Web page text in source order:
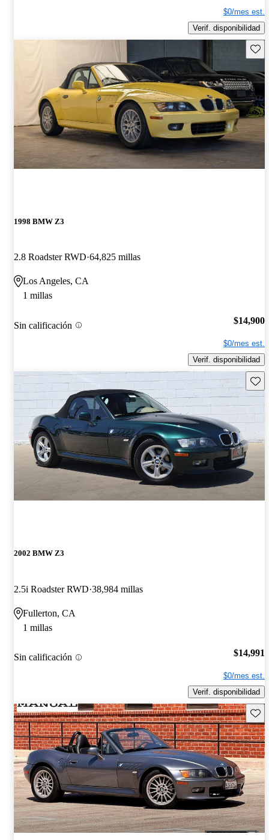
$0/mes est.
Verif. disponibilidad
1998 BMW Z3
2.8 Roadster RWD 64,825 millas
Los Angeles, CA
1 millas
Sin calificación $14,900
$0/mes est.
Verif. disponibilidad
2002 BMW Z3
2.5i Roadster RWD 38,984 millas
Fullerton, CA
1 millas
Sin calificación $14,991
$0/mes est.
Verif. disponibilidad